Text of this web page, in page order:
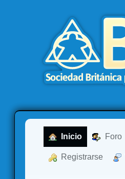
Inicio Foro
Registrarse